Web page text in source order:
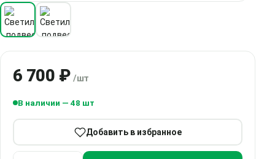
6 700 ₽ /шт
В наличии — 48 шт
Добавить в избранное